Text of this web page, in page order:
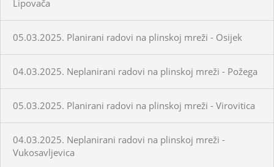
Lipovača
05.03.2025. Planirani radovi na plinskoj mreži - Osijek
04.03.2025. Neplanirani radovi na plinskoj mreži - Požega
05.03.2025. Planirani radovi na plinskoj mreži - Virovitica
04.03.2025. Neplanirani radovi na plinskoj mreži -
Vukosavljevica